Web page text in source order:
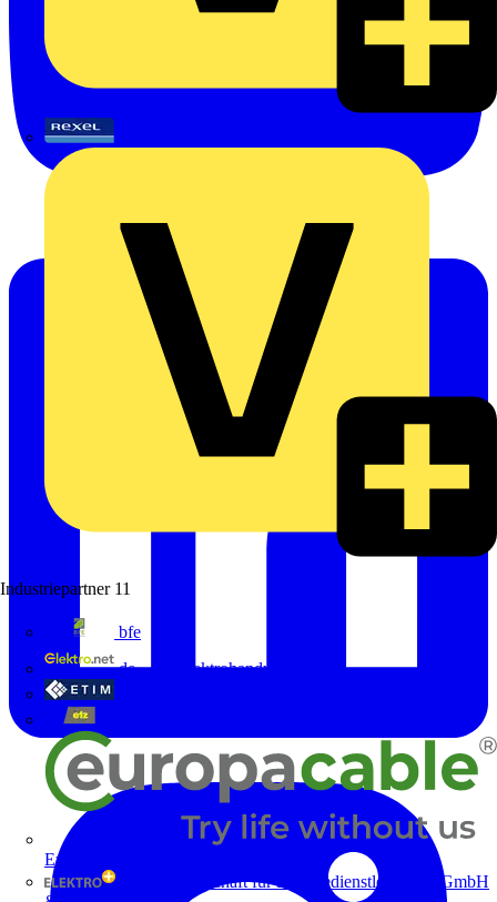
Industriepartner 11
bfe
de - das Elektrohandwerk
Europacable
GED Gesellschaft für Energiedienstleistung - GmbH